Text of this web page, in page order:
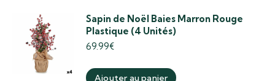
Sapin de Noël Baies Marron Rouge
Plastique (4 Unités)
69.99€
Ajouter au panier